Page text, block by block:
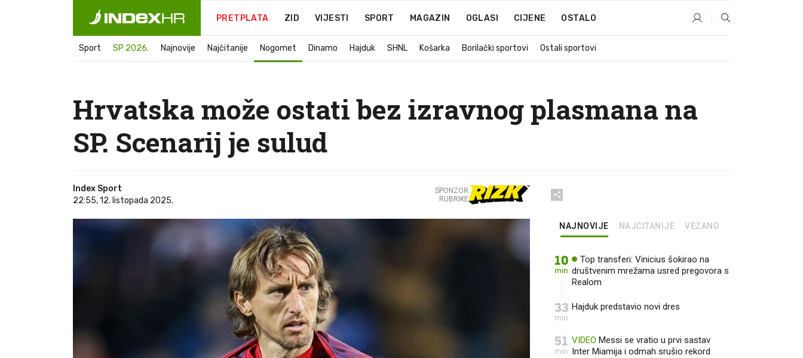
PRETPLATA ZID VIJESTI SPORT MAGAZIN OGLASI CIJENE OSTALO
Sport SP 2026. Najnovije Najčitanije Nogomet Dinamo Hajduk SHNL Košarka Borilački sportovi Ostali sportovi
Hrvatska može ostati bez izravnog plasmana na
SP. Scenarij je sulud
Index Sport
22:55, 12. listopada 2025.
SPONZOR
RUBRIKE
NAJNOVIJE NAJČITANIJE VEZANO
10
min
Top transferi: Vinicius šokirao na
društvenim mrežama usred pregovora s
Realom
33
min
Hajduk predstavio novi dres
51
min
VIDEO Messi se vratio u prvi sastav
Inter Miamija i odmah srušio rekord